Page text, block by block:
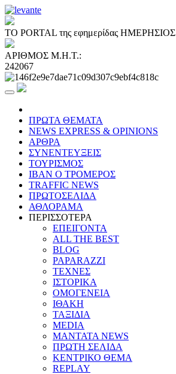
ΤΟ PORTAL της εφημερίδας ΗΜΕΡΗΣΙΟΣ
ΑΡΙΘΜΟΣ Μ.Η.Τ.:
242067
ΠΡΩΤΑ ΘΕΜΑΤΑ
NEWS EXPRESS & OPINIONS
ΑΡΘΡΑ
ΣΥΝΕΝΤΕΥΞΕΙΣ
ΤΟΥΡΙΣΜΟΣ
ΙΒΑΝ Ο ΤΡΟΜΕΡΟΣ
TRAFFIC NEWS
ΠΡΩΤΟΣΕΛΙΔΑ
ΑΘΛΟΡΑΜΑ
ΠΕΡΙΣΣΟΤΕΡΑ
ΕΠΕΙΓΟΝΤΑ
ALL THE BEST
BLOG
PAPARAZZI
ΤΕΧΝΕΣ
ΙΣΤΟΡΙΚΑ
ΟΜΟΓΕΝΕΙΑ
ΙΘΑΚΗ
ΤΑΞΙΔΙΑ
MEDIA
MANTATA NEWS
ΠΡΩΤΗ ΣΕΛΙΔΑ
ΚΕΝΤΡΙΚΟ ΘΕΜΑ
REPLAY